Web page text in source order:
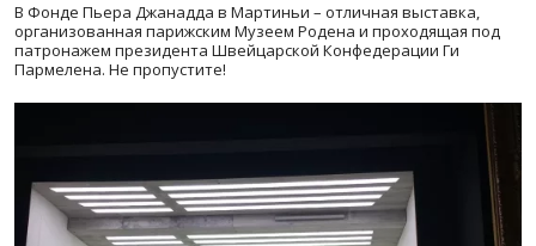
В Фонде Пьера Джанадда в Мартиньи – отличная выставка,
организованная парижским Музеем Родена и проходящая под
патронажем президента Швейцарской Конфедерации Ги
Пармелена. Не пропустите!